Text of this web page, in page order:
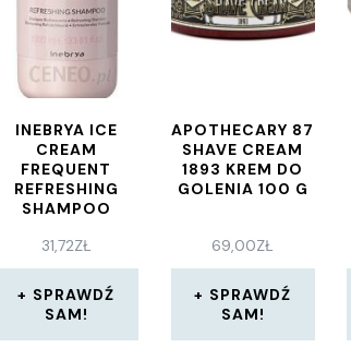
INEBRYA ICE
CREAM
FREQUENT
REFRESHING
SHAMPOO
ODŚWIEŻAJĄCY
Z EKSTRAKTEM
Z MIĘTY 1000
ML
31,72ZŁ
SPRAWDŹ
SAM!
APOTHECARY 87
SHAVE CREAM
1893 KREM DO
GOLENIA 100 G
69,00ZŁ
SPRAWDŹ
SAM!